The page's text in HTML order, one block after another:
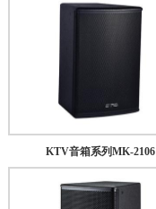
KTV音箱系列MK-2106